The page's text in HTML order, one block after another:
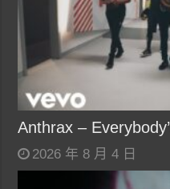
Anthrax –
2026 年 8 月 4 日